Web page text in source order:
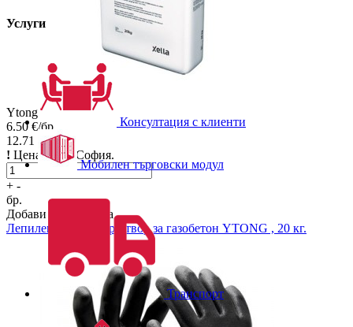
Ytong
6.50 €/бр.
12.71 лв./бр.
! Цена за гр. София.
+ -
бр.
Добави в количката
Лепилен зидарски разтвор за газобетон YTONG , 20 кг.
Услуги
Консултация с клиенти
Мобилен търговски модул
Транспорт